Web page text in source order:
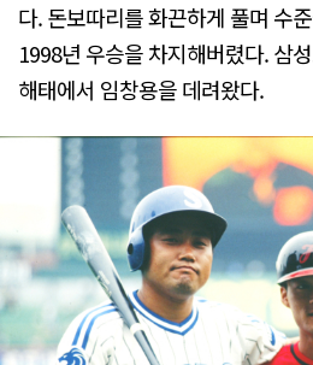
다. 돈보따리를 화끈하게 풀며 수
1998년 우승을 차지해버렸다. 삼
해태에서 임창용을 데려왔다.